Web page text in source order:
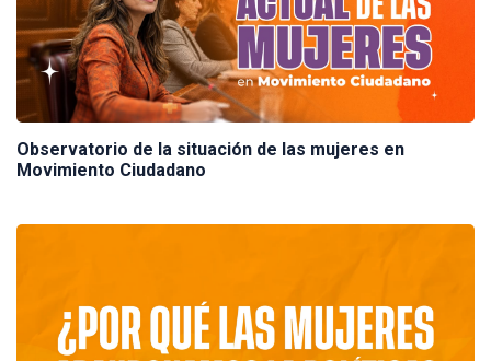
Observatorio de la situación de las mujeres en
Movimiento Ciudadano